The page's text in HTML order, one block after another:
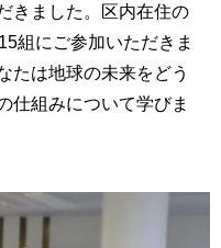
きました。区内在住の
組にご参加いただきま
たは地球の未来をどう
仕組みについて学びま